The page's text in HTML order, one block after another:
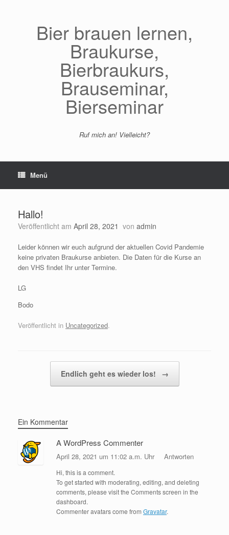
Bier brauen lernen,
Braukurse,
Bierbraukurs,
Brauseminar,
Bierseminar
Ruf mich an! Vielleicht?
Menü
Hallo!
Veröffentlicht am April 28, 2021 von admin
Leider können wir euch aufgrund der aktuellen Covid Pandemie
keine privaten Braukurse anbieten. Die Daten für die Kurse an
den VHS findet Ihr unter Termine.
LG
Bodo
Veröffentlicht in Uncategorized.
Endlich geht es wieder los! →
Ein Kommentar
A WordPress Commenter
April 28, 2021 um 11:02 a.m. Uhr Antworten
Hi, this is a comment.
To get started with moderating, editing, and deleting
comments, please visit the Comments screen in the
dashboard.
Commenter avatars come from Gravatar.